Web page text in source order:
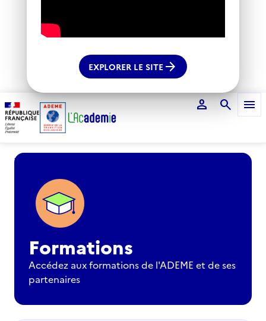
EXPLORER LE SITEarrow_forward
person search menu
Voir le fil d'Ariane
Formations
Accédez aux formations de l'ADEME et de ses
partenaires